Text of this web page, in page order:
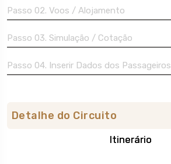
Passo 02. Voos / Alojamento
Passo 03. Simulação / Cotação
Passo 04. Inserir Dados dos Passageiros
Detalhe do Circuito
Itinerário